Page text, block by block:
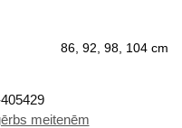
86, 92, 98, 104 cm
meitenēm